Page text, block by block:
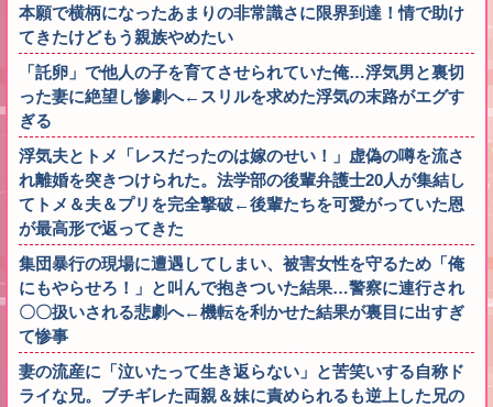
本願で横柄になったあまりの非常識さに限界到達！情で助け
てきたけどもう親族やめたい
「託卵」で他人の子を育てさせられていた俺…浮気男と裏切
った妻に絶望し惨劇へ←スリルを求めた浮気の末路がエグす
ぎる
浮気夫とトメ「レスだったのは嫁のせい！」虚偽の噂を流さ
れ離婚を突きつけられた。法学部の後輩弁護士20人が集結し
てトメ＆夫＆プリを完全撃破←後輩たちを可愛がっていた恩
が最高形で返ってきた
集団暴行の現場に遭遇してしまい、被害女性を守るため「俺
にもやらせろ！」と叫んで抱きついた結果…警察に連行され
〇〇扱いされる悲劇へ←機転を利かせた結果が裏目に出すぎ
て惨事
妻の流産に「泣いたって生き返らない」と苦笑いする自称ド
ライな兄。ブチギレた両親＆妹に責められるも逆上した兄の